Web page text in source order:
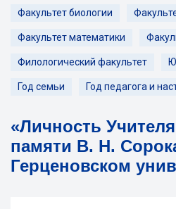
Факультет биологии
Факультет математики
Филологический факультет
Год семьи Год педагога и
«Личность
памяти В. Н.
Герценовском